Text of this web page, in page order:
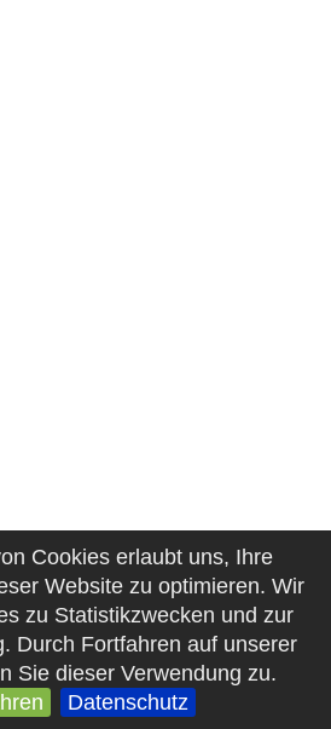
Cookies erlaubt uns, Ihre
Website zu optimieren. Wir
zu Statistikzwecken und zur
Durch Fortfahren auf unserer
Sie dieser Verwendung zu.
Datenschutz